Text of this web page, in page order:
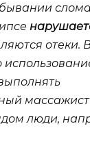
отеки.
люди,